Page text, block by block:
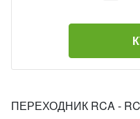
ПЕРЕХОДНИК RCA -